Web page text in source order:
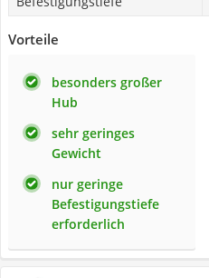
Vorteile
besonders großer
Hub
sehr geringes
Gewicht
nur geringe
Befestigungstiefe
erforderlich